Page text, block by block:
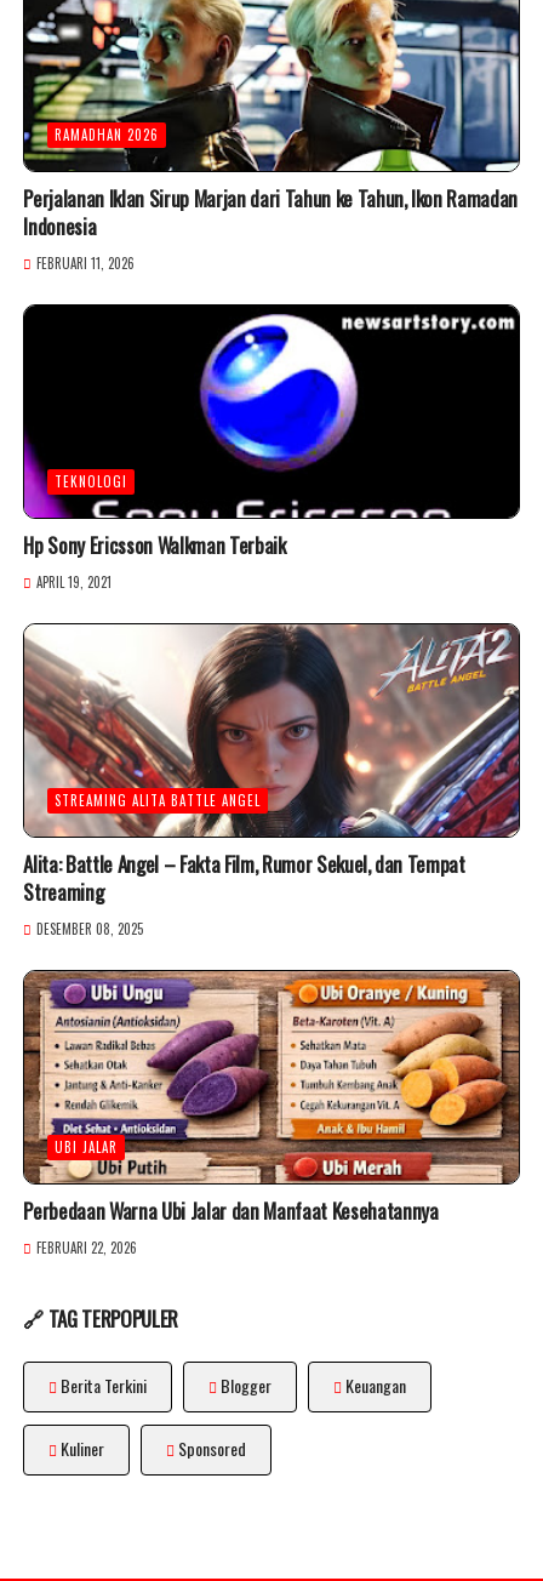
RAMADHAN 2026
Perjalanan Iklan Sirup Marjan dari Tahun ke Tahun, Ikon Ramadan
Indonesia
FEBRUARI 11, 2026
TEKNOLOGI
Hp Sony Ericsson Walkman Terbaik
APRIL 19, 2021
STREAMING ALITA BATTLE ANGEL
Alita: Battle Angel – Fakta Film, Rumor Sekuel, dan Tempat
Streaming
DESEMBER 08, 2025
UBI JALAR
Perbedaan Warna Ubi Jalar dan Manfaat Kesehatannya
FEBRUARI 22, 2026
🔗 TAG TERPOPULER
Berita Terkini Blogger Keuangan
Kuliner Sponsored